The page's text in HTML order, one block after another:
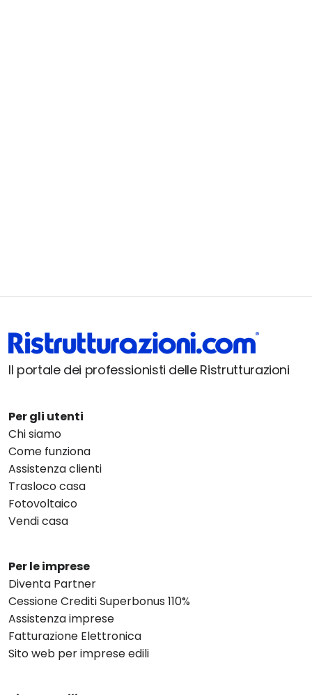
Il portale dei professionisti delle Ristrutturazioni
Per gli utenti
Chi siamo
Come funziona
Assistenza clienti
Trasloco casa
Fotovoltaico
Vendi casa
Per le imprese
Diventa Partner
Cessione Crediti Superbonus 110%
Assistenza imprese
Fatturazione Elettronica
Sito web per imprese edili